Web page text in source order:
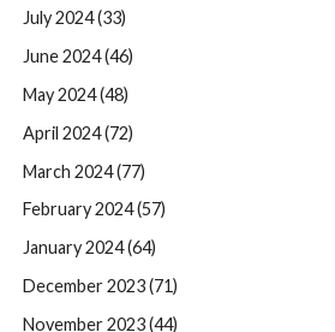
July 2024 (33)
June 2024 (46)
May 2024 (48)
April 2024 (72)
March 2024 (77)
February 2024 (57)
January 2024 (64)
December 2023 (71)
November 2023 (44)